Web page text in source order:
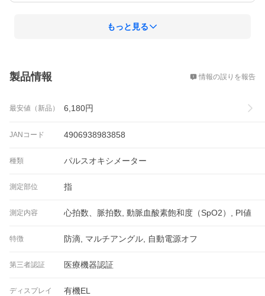
もっと見る
製品情報 情報の誤りを報告
最安値（新品） 6,180円
JANコード 4906938983858
種類 パルスオキシメーター
測定部位 指
測定内容 心拍数、脈拍数, 動脈血酸素飽和度（SpO2）, PI値
特徴 防滴, マルチアングル, 自動電源オフ
第三者認証 医療機器認証
ディスプレイ 有機EL